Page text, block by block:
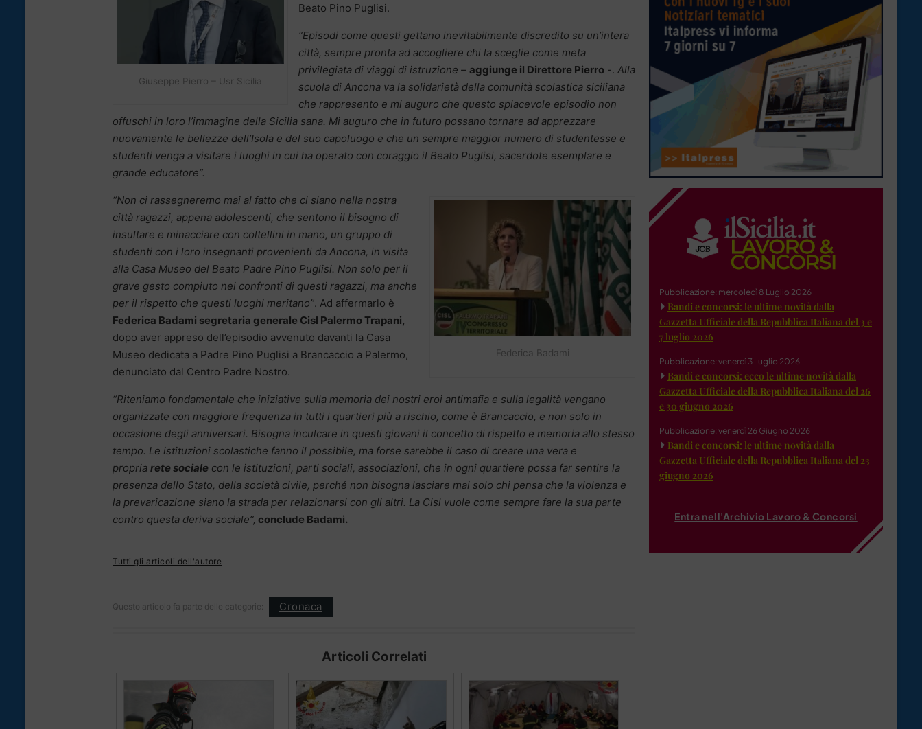
Giuseppe Pierro – Usr Sicilia
Beato Pino Puglisi.
“Episodi come questi gettano inevitabilmente discredito su un’intera
città, sempre pronta ad accogliere chi la sceglie come meta
privilegiata di viaggi di istruzione – aggiunge il Direttore Pierro -. Alla
scuola di Ancona va la solidarietà della comunità scolastica siciliana
che rappresento e mi auguro che questo spiacevole episodio non
offuschi in loro l’immagine della Sicilia sana. Mi auguro che in futuro possano tornare ad apprezzare
nuovamente le bellezze dell’Isola e del suo capoluogo e che un sempre maggior numero di studentesse e
studenti venga a visitare i luoghi in cui ha operato con coraggio il Beato Puglisi, sacerdote esemplare e
grande educatore”.
Federica Badami
“Non ci rassegneremo mai al fatto che ci siano nella nostra
città ragazzi, appena adolescenti, che sentono il bisogno di
insultare e minacciare con coltellini in mano, un gruppo di
studenti con i loro insegnanti provenienti da Ancona, in visita
alla Casa Museo del Beato Padre Pino Puglisi. Non solo per il
grave gesto compiuto nei confronti di questi ragazzi, ma anche
per il rispetto che questi luoghi meritano”. Ad affermarlo è
Federica Badami segretaria generale Cisl Palermo Trapani,
dopo aver appreso dell’episodio avvenuto davanti la Casa
Museo dedicata a Padre Pino Puglisi a Brancaccio a Palermo,
denunciato dal Centro Padre Nostro.
“Riteniamo fondamentale che iniziative sulla memoria dei nostri eroi antimafia e sulla legalità vengano
organizzate con maggiore frequenza in tutti i quartieri più a rischio, come è Brancaccio, e non solo in
occasione degli anniversari. Bisogna inculcare in questi giovani il concetto di rispetto e memoria allo stesso
tempo. Le istituzioni scolastiche fanno il possibile, ma forse sarebbe il caso di creare una vera e
propria rete sociale con le istituzioni, parti sociali, associazioni, che in ogni quartiere possa far sentire la
presenza dello Stato, della società civile, perché non bisogna lasciare mai solo chi pensa che la violenza e
la prevaricazione siano la strada per relazionarsi con gli altri. La Cisl vuole come sempre fare la sua parte
contro questa deriva sociale”, conclude Badami.
Tutti gli articoli dell'autore
Questo articolo fa parte delle categorie: Cronaca
Articoli Correlati
Pubblicazione: mercoledì 8 Luglio 2026
Bandi e concorsi: le ultime novità dalla
Gazzetta Ufficiale della Repubblica Italiana del 3 e
7 luglio 2026
Pubblicazione: venerdì 3 Luglio 2026
Bandi e concorsi: ecco le ultime novità dalla
Gazzetta Ufficiale della Repubblica Italiana del 26
e 30 giugno 2026
Pubblicazione: venerdì 26 Giugno 2026
Bandi e concorsi: le ultime novità dalla
Gazzetta Ufficiale della Repubblica Italiana del 23
giugno 2026
Entra nell'Archivio Lavoro & Concorsi